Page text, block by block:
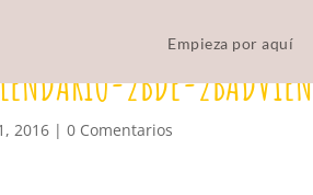
Empieza por aquí
2BDE-
2016 |0 Comentarios